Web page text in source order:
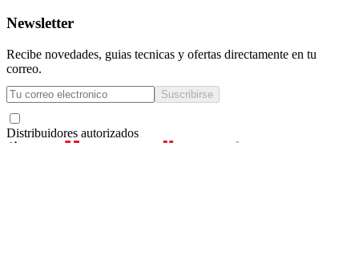
Newsletter
Recibe novedades, guias tecnicas y ofertas directamente en tu
correo.
Suscribirse
Distribuidores autorizados